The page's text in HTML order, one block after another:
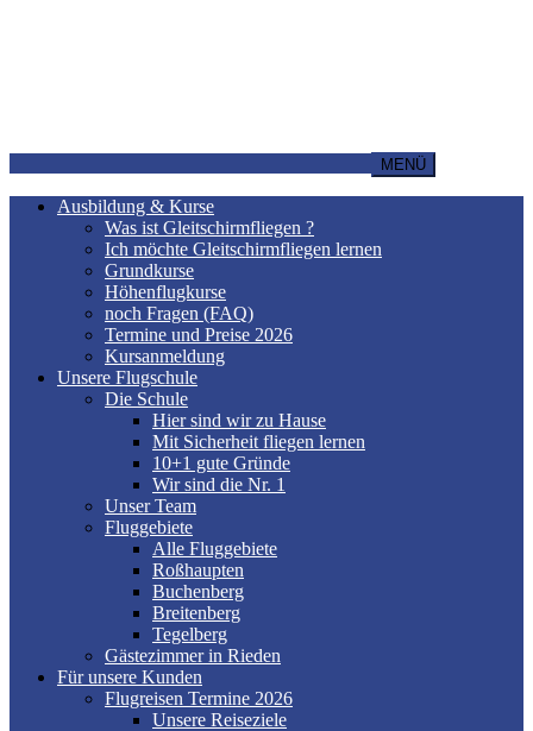
MENÜ
Ausbildung & Kurse
Was ist Gleitschirmfliegen ?
Ich möchte Gleitschirmfliegen lernen
Grundkurse
Höhenflugkurse
noch Fragen (FAQ)
Termine und Preise 2026
Kursanmeldung
Unsere Flugschule
Die Schule
Hier sind wir zu Hause
Mit Sicherheit fliegen lernen
10+1 gute Gründe
Wir sind die Nr. 1
Unser Team
Fluggebiete
Alle Fluggebiete
Roßhaupten
Buchenberg
Breitenberg
Tegelberg
Gästezimmer in Rieden
Für unsere Kunden
Flugreisen Termine 2026
Unsere Reiseziele